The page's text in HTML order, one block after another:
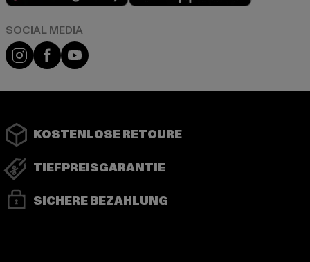
Instagram
FacebookYouTube
KOSTENLOSE RETOURE
TIEFPREISGARANTIE
SICHERE BEZAHLUNG